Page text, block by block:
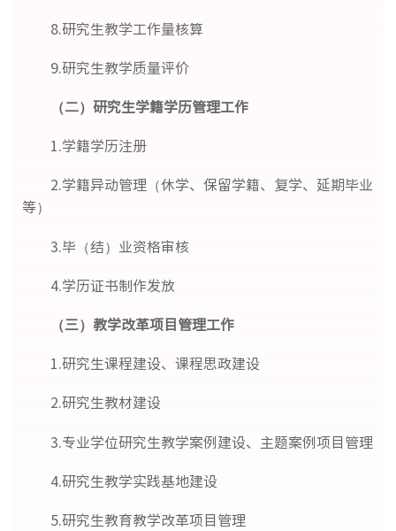
8.研究生教学工作量核算
9.研究生教学质量评价
（二）研究生学籍学历管理工作
1.学籍学历注册
2.学籍异动管理（休学、保留学籍、复学、延期毕业
等）
3.毕（结）业资格审核
4.学历证书制作发放
（三）教学改革项目管理工作
1.研究生课程建设、课程思政建设
2.研究生教材建设
3.专业学位研究生教学案例建设、主题案例项目管理
4.研究生教学实践基地建设
5.研究生教育教学改革项目管理